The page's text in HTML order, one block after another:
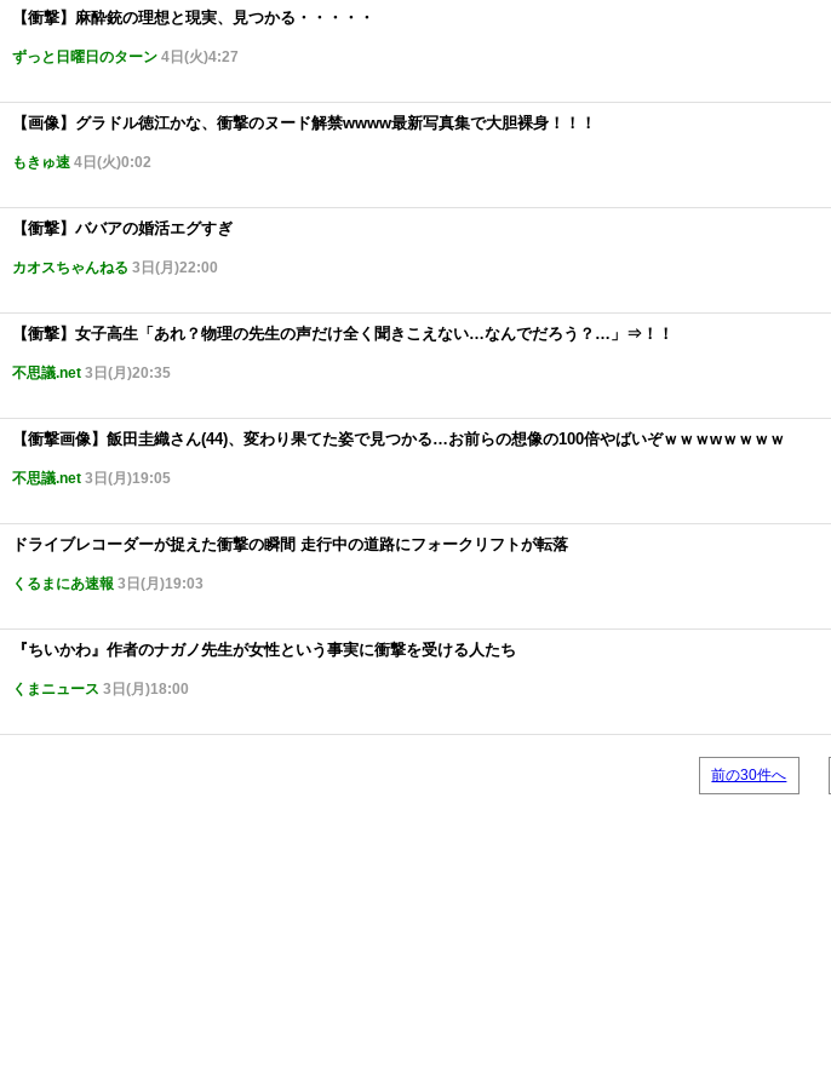
【衝撃】麻酔銃の理想と現実、見つかる・・・・・
ずっと日曜日のターン 4日(火)4:27
【画像】グラドル徳江かな、衝撃のヌード解禁wwww最新写真集で大胆裸身！！！
もきゅ速 4日(火)0:02
【衝撃】ババアの婚活エグすぎ
カオスちゃんねる 3日(月)22:00
【衝撃】女子高生「あれ？物理の先生の声だけ全く聞きこえない…なんでだろう？…」⇒！！
不思議.net 3日(月)20:35
【衝撃画像】飯田圭織さん(44)、変わり果てた姿で見つかる…お前らの想像の100倍やばいぞｗｗｗwｗｗｗｗ
不思議.net 3日(月)19:05
ドライブレコーダーが捉えた衝撃の瞬間 走行中の道路にフォークリフトが転落
くるまにあ速報 3日(月)19:03
『ちいかわ』作者のナガノ先生が女性という事実に衝撃を受ける人たち
くまニュース 3日(月)18:00
前の30件へ